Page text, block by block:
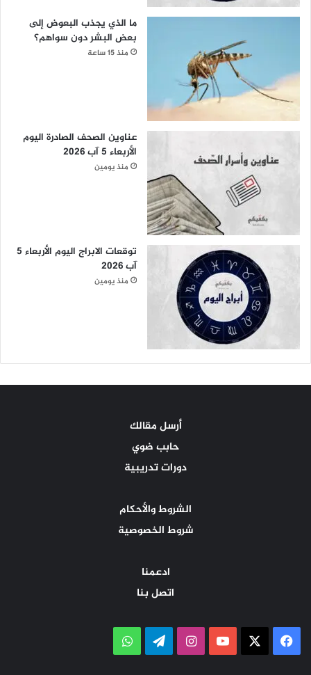
ما الذي يجذب البعوض إلى
بعض البشر دون سواهم؟
منذ 15 ساعة
عناوين الصحف الصادرة اليوم
الأربعاء 5 آب 2026
منذ يومين
توقعات الابراج اليوم الأربعاء 5
آب 2026
منذ يومين
أرسل مقالك
حابب ضوي
دورات تدريبية
الشروط والأحكام
شروط الخصوصية
ادعمنا
اتصل بنا